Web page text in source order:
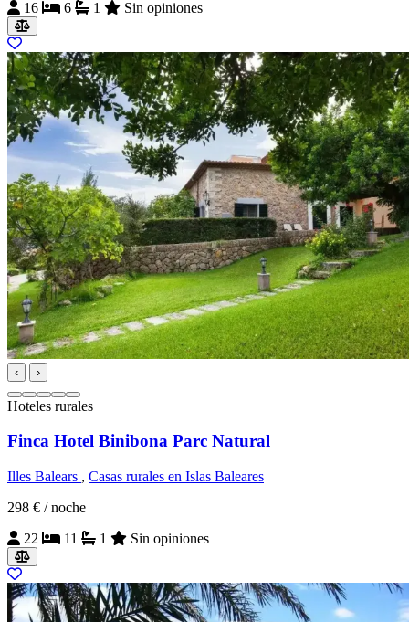
16
6 1 Sin opiniones
‹ ›
Hoteles rurales
Finca Hotel Binibona Parc Natural
Illes Balears , Casas rurales en Islas Baleares
298 € / noche
22
11 1 Sin opiniones